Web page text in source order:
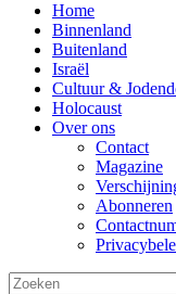
Home
Binnenland
Buitenland
Israël
Cultuur &
Holocaust
Over ons
Contact
Magazine
Abonneren